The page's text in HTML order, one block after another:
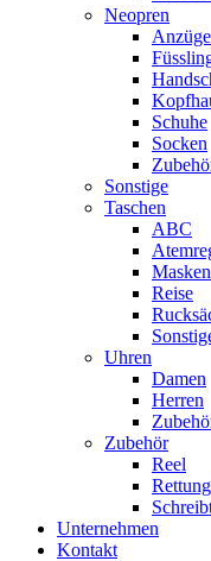
Neopren
Anzüge
Schuhe
Socken
Sonstige
Taschen
ABC
Masken
Reise
Uhren
Damen
Herren
Zubehör
Reel
Unternehmen
Kontakt